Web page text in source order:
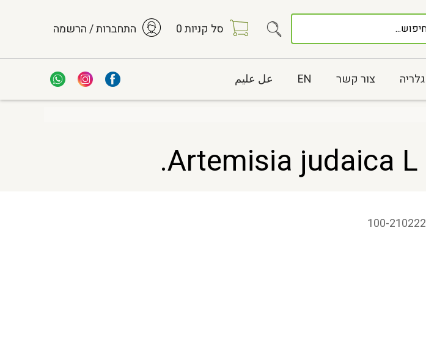
סל קניות0 התחברות / הרשמה
גלריה צור קשר EN عل عليم
100-210222